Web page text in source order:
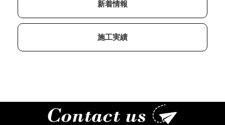
新着情報
施工実績